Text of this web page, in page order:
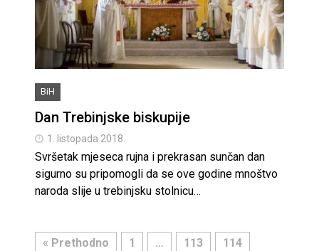
BiH
Dan Trebinjske biskupije
1. listopada 2018.
Svršetak mjeseca rujna i prekrasan sunčan dan
sigurno su pripomogli da se ove godine mnoštvo
naroda slije u trebinjsku stolnicu…
« Prethodno 1 … 113 114